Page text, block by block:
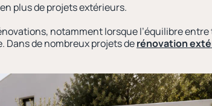
plus de projets extérieurs.
notamment lorsque l’équilibre
de nombreux projets derénovation